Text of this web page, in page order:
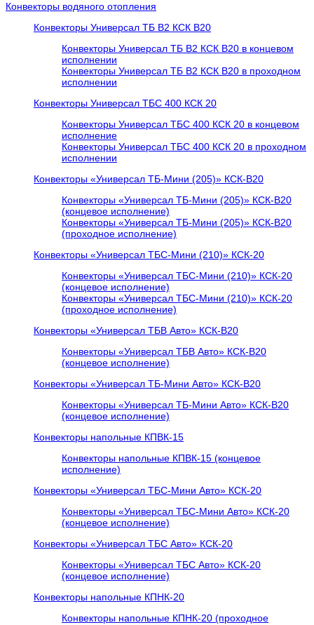
Конвекторы водяного отопления
Конвекторы Универсал ТБ В2 КСК В20
Конвекторы Универсал ТБ В2 КСК В20 в концевом
исполнении
Конвекторы Универсал ТБ В2 КСК В20 в проходном
исполнении
Конвекторы Универсал ТБС 400 КСК 20
Конвекторы Универсал ТБС 400 КСК 20 в концевом
исполнение
Конвекторы Универсал ТБС 400 КСК 20 в проходном
исполнении
Конвекторы «Универсал ТБ-Мини (205)» КСК-В20
Конвекторы «Универсал ТБ-Мини (205)» КСК-В20
(концевое исполнение)
Конвекторы «Универсал ТБ-Мини (205)» КСК-В20
(проходное исполнение)
Конвекторы «Универсал ТБС-Мини (210)» КСК-20
Конвекторы «Универсал ТБС-Мини (210)» КСК-20
(концевое исполнение)
Конвекторы «Универсал ТБС-Мини (210)» КСК-20
(проходное исполнение)
Конвекторы «Универсал ТБВ Авто» КСК-В20
Конвекторы «Универсал ТБВ Авто» КСК-В20
(концевое исполнение)
Конвекторы «Универсал ТБ-Мини Авто» КСК-В20
Конвекторы «Универсал ТБ-Мини Авто» КСК-В20
(концевое исполнение)
Конвекторы напольные КПВК-15
Конвекторы напольные КПВК-15 (концевое
исполнение)
Конвекторы «Универсал ТБC-Мини Авто» КСК-20
Конвекторы «Универсал ТБC-Мини Авто» КСК-20
(концевое исполнение)
Конвекторы «Универсал ТБC Авто» КСК-20
Конвекторы «Универсал ТБC Авто» КСК-20
(концевое исполнение)
Конвекторы напольные КПНК-20
Конвекторы напольные КПНК-20 (проходное